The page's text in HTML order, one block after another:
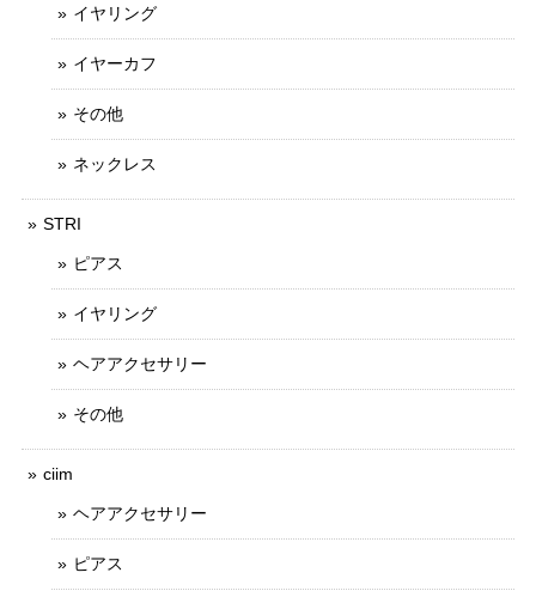
イヤリング
イヤーカフ
その他
ネックレス
STRI
ピアス
イヤリング
ヘアアクセサリー
その他
ciim
ヘアアクセサリー
ピアス